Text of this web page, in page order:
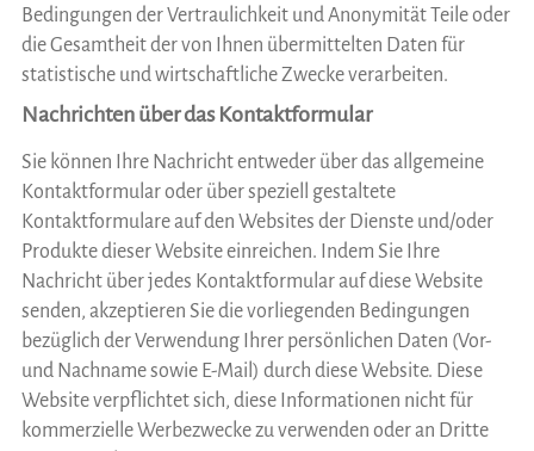
Bedingungen der Vertraulichkeit und Anonymität Teile oder
die Gesamtheit der von Ihnen übermittelten Daten für
statistische und wirtschaftliche Zwecke verarbeiten.
Nachrichten über das Kontaktformular
Sie können Ihre Nachricht entweder über das allgemeine
Kontaktformular oder über speziell gestaltete
Kontaktformulare auf den Websites der Dienste und/oder
Produkte dieser Website einreichen. Indem Sie Ihre
Nachricht über jedes Kontaktformular auf diese Website
senden, akzeptieren Sie die vorliegenden Bedingungen
bezüglich der Verwendung Ihrer persönlichen Daten (Vor-
und Nachname sowie E-Mail) durch diese Website. Diese
Website verpflichtet sich, diese Informationen nicht für
kommerzielle Werbezwecke zu verwenden oder an Dritte